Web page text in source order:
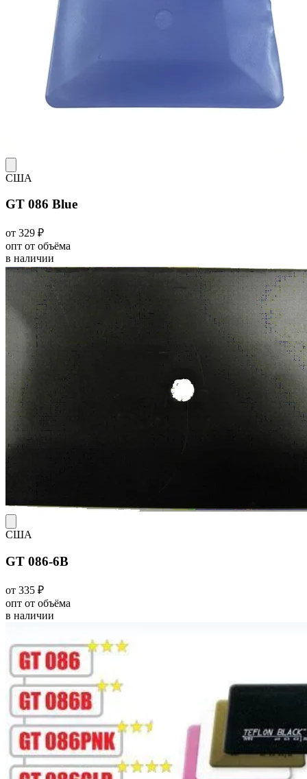
США
GT 086 Blue
от 329 ₽
опт от объёма
в наличии
США
GT 086-6B
от 335 ₽
опт от объёма
в наличии